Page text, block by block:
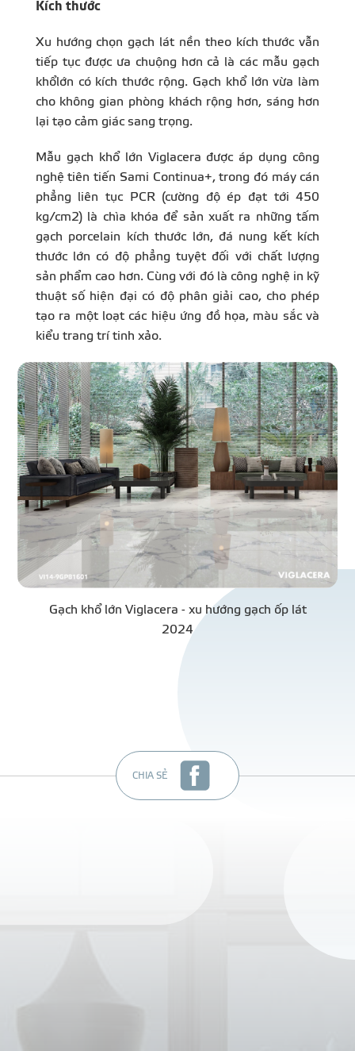
Kích thước
Xu hướng chọn gạch lát nền theo kích thước vẫn
tiếp tục được ưa chuộng hơn cả là các mẫu gạch
khổlớn có kích thước rộng. Gạch khổ lớn vừa làm
cho không gian phòng khách rộng hơn, sáng hơn
lại tạo cảm giác sang trọng.
Mẫu gạch khổ lớn Viglacera được áp dụng công
nghệ tiên tiến Sami Continua+, trong đó máy cán
phẳng liên tục PCR (cường độ ép đạt tới 450
kg/cm2) là chìa khóa để sản xuất ra những tấm
gạch porcelain kích thước lớn, đá nung kết kích
thước lớn có độ phẳng tuyệt đối với chất lượng
sản phẩm cao hơn. Cùng với đó là công nghệ in kỹ
thuật số hiện đại có độ phân giải cao, cho phép
tạo ra một loạt các hiệu ứng đồ họa, màu sắc và
kiểu trang trí tinh xảo.
Gạch khổ lớn Viglacera - xu hướng gạch ốp lát
2024
CHIA SẺ